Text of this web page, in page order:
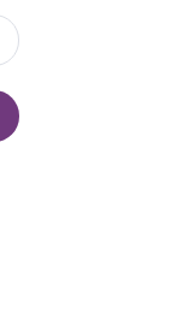
17)